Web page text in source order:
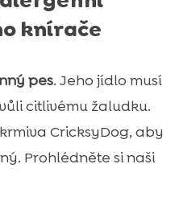
knírače
pes. Jeho jídlo musí
citlivému žaludku.
CricksyDog, aby
Prohlédněte si naši